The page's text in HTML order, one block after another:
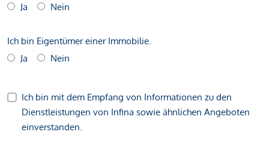
Ja
Nein
Ich bin Eigentümer einer Immobilie.
Ja
Nein
Ich bin mit dem Empfang von Informationen zu den
Dienstleistungen von Infina sowie ähnlichen Angeboten
einverstanden.